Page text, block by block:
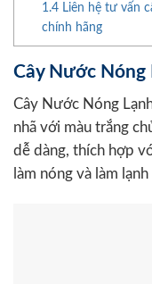
1.4 Liên hệ tư vấn
chính hãng
Cây Nước Nóng
Cây Nước Nóng
nhã với màu trắng
dễ dàng, thích hợp
làm nóng và làm